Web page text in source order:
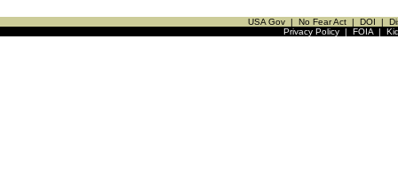
USA Gov | No Fear Act | DOI |
Privacy Policy| FOIA|